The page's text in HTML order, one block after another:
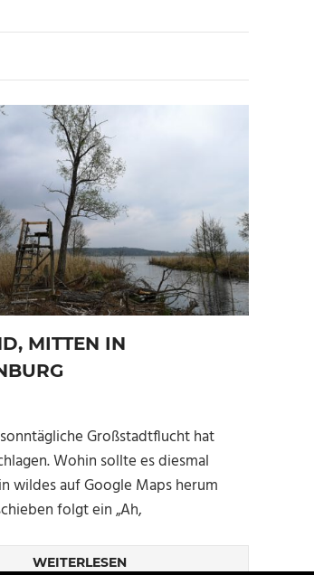
MITTEN IN
Großstadtflucht hat
Wohin sollte es diesmal
wildes auf Google Maps herum
folgt ein „Ah,
WEITERLESEN